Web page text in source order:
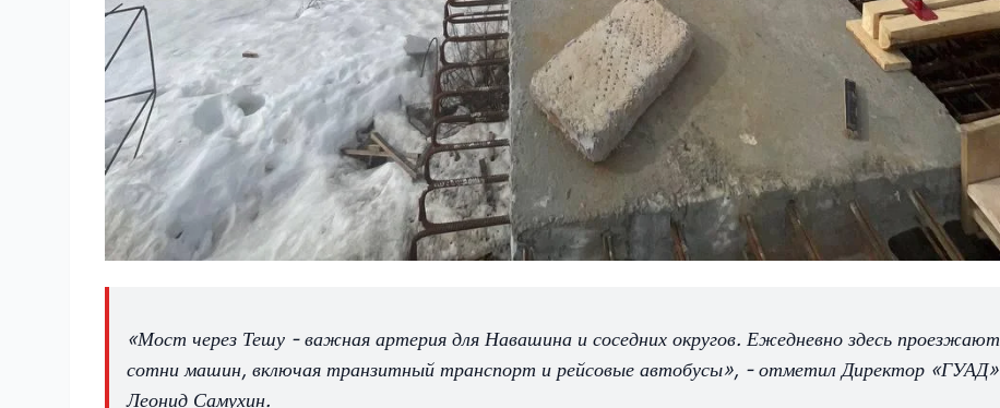
«Мост через Тешу - важная артерия для Навашина и соседних округов. Ежедневно здесь проезжают
сотни машин, включая транзитный транспорт и рейсовые автобусы», - отметил Директор «ГУАД»
Леонид Самухин.